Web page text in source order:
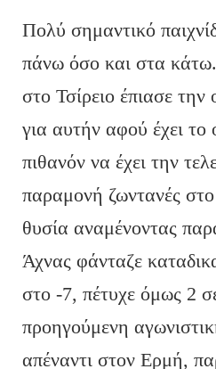
Πολύ σημαντικό
πάνω όσο και στα
στο Τσίρειο έπιασε
για αυτήν αφού έχει
πιθανόν να έχει την
παραμονή ζωντανές στο
θυσία αναμένοντας
Άχνας φάνταζε
στο -7, πέτυχε όμως 2
προηγούμενη
απέναντι στον Ερμή,